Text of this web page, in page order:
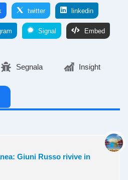
twitter linkedin
Signal Embed
Segnala Insight
Giuni Russo rivive in